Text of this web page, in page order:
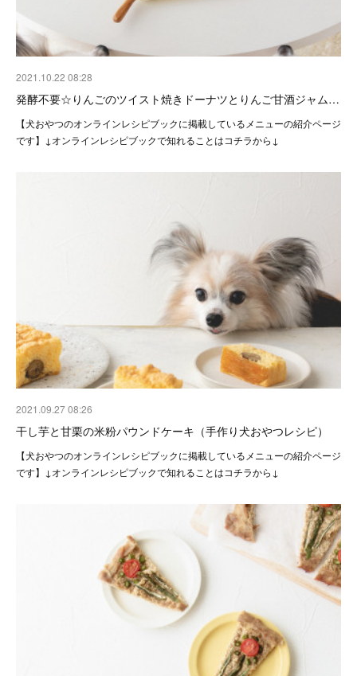
2021.10.22 08:28
発酵不要☆りんごのツイスト焼きドーナツとりんご甘酒ジャム…
【犬おやつのオンラインレシピブックに掲載しているメニューの紹介ページ
です】↓オンラインレシピブックで知れることはコチラから↓
2021.09.27 08:26
干し芋と甘栗の米粉パウンドケーキ（手作り犬おやつレシピ）
【犬おやつのオンラインレシピブックに掲載しているメニューの紹介ページ
です】↓オンラインレシピブックで知れることはコチラから↓